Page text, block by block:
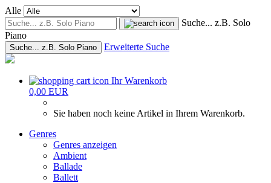
Alle
Suche... z.B. Solo
Piano
Suche... z.B. Solo Piano Erweiterte Suche
Ihr Warenkorb
0,00 EUR
Sie haben noch keine Artikel in Ihrem Warenkorb.
Genres
Genres anzeigen
Ambient
Ballade
Ballett